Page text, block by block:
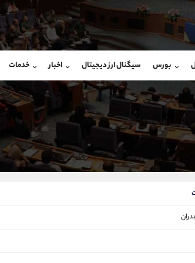
بورس سیگنال ارز دیجیتال اخبار خدمات
شروع گفتگو
@Armteam_admin_por
107 داخلی